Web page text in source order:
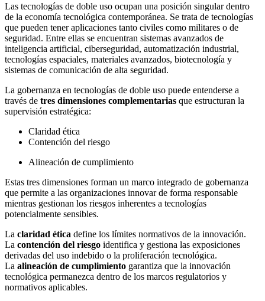
Las tecnologías de doble uso ocupan una posición singular dentro
de la economía tecnológica contemporánea. Se trata de tecnologías
que pueden tener aplicaciones tanto civiles como militares o de
seguridad. Entre ellas se encuentran sistemas avanzados de
inteligencia artificial, ciberseguridad, automatización industrial,
tecnologías espaciales, materiales avanzados, biotecnología y
sistemas de comunicación de alta seguridad.
La gobernanza en tecnologías de doble uso puede entenderse a
través de tres dimensiones complementarias que estructuran la
supervisión estratégica:
Claridad ética
Contención del riesgo
Alineación de cumplimiento
Estas tres dimensiones forman un marco integrado de gobernanza
que permite a las organizaciones innovar de forma responsable
mientras gestionan los riesgos inherentes a tecnologías
potencialmente sensibles.
La claridad ética define los límites normativos de la innovación.
La contención del riesgo identifica y gestiona las exposiciones
derivadas del uso indebido o la proliferación tecnológica.
La alineación de cumplimiento garantiza que la innovación
tecnológica permanezca dentro de los marcos regulatorios y
normativos aplicables.